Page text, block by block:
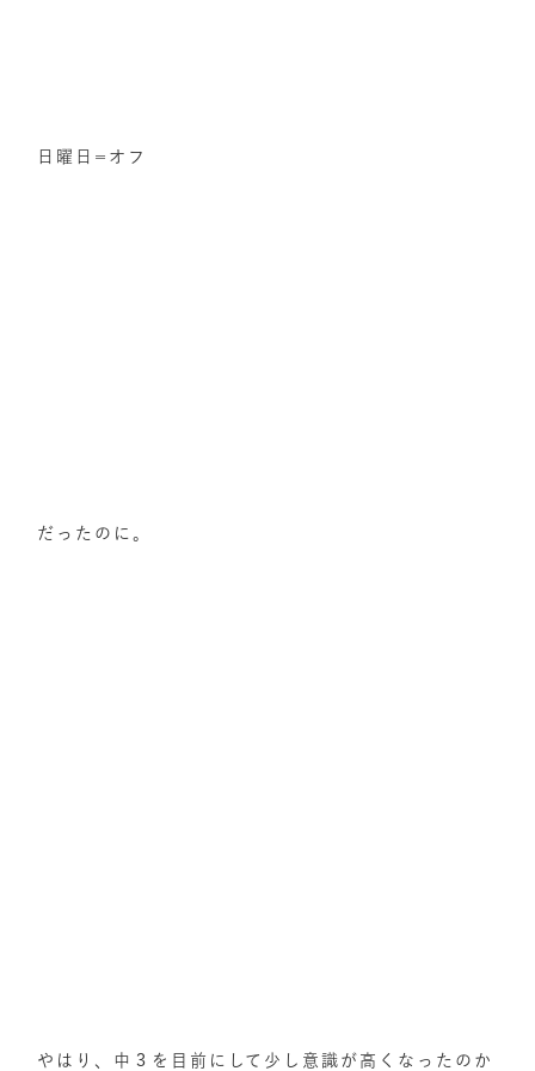
日曜日=オフ
だったのに。
やはり、中３を目前にして少し意識が高くなったのか